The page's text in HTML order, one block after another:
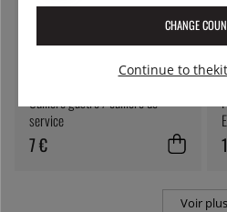
Cuillère gastro / cuillère de
service
7 €
Voir plus
CHANGE
Continue to